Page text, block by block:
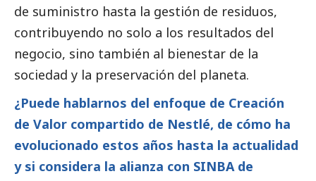
de suministro hasta la gestión de residuos,
contribuyendo no solo a los resultados del
negocio, sino también al bienestar de la
sociedad y la preservación del planeta.
¿Puede hablarnos del enfoque de Creación
de Valor compartido de Nestlé, de cómo ha
evolucionado estos años hasta la actualidad
y si considera la alianza con SINBA de